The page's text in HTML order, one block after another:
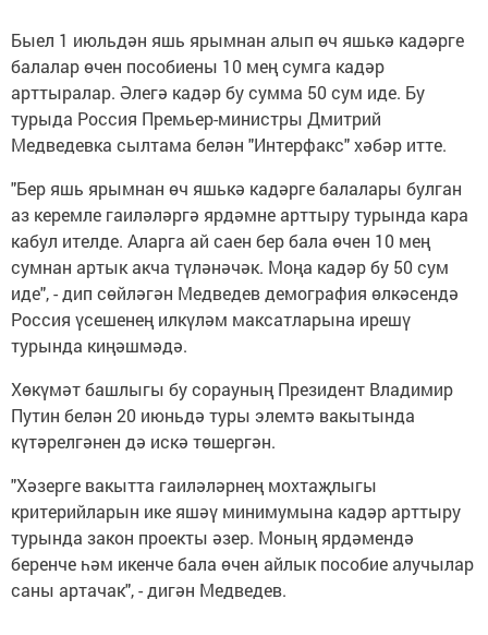
Быел 1 июльдән яшь ярымнан алып өч яшькә кадәрге
балалар өчен пособиены 10 мең сумга кадәр
арттыралар. Әлегә кадәр бу сумма 50 сум иде. Бу
турыда Россия Премьер-министры Дмитрий
Медведевка сылтама белән "Интерфакс" хәбәр итте.
"Бер яшь ярымнан өч яшькә кадәрге балалары булган
аз керемле гаиләләргә ярдәмне арттыру турында кара
кабул ителде. Аларга ай саен бер бала өчен 10 мең
сумнан артык акча түләнәчәк. Моңа кадәр бу 50 сум
иде", - дип сөйләгән Медведев демография өлкәсендә
Россия үсешенең илкүләм максатларына ирешү
турында киңәшмәдә.
Хөкүмәт башлыгы бу сорауның Президент Владимир
Путин белән 20 июньдә туры элемтә вакытында
күтәрелгәнен дә искә төшергән.
"Хәзерге вакытта гаиләләрнең мохтаҗлыгы
критерийларын ике яшәү минимумына кадәр арттыру
турында закон проекты әзер. Моның ярдәмендә
беренче һәм икенче бала өчен айлык пособие алучылар
саны артачак", - дигән Медведев.